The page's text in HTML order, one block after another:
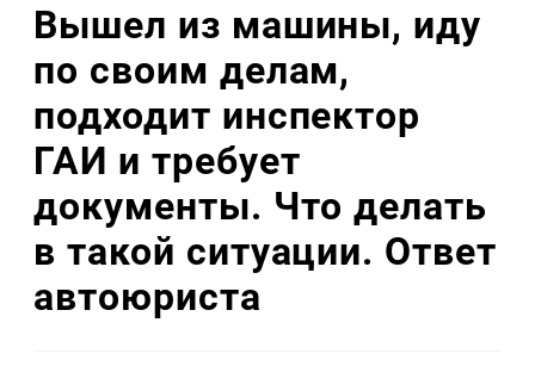
Вышел из машины, иду
по своим делам,
подходит инспектор
ГАИ и требует
документы. Что делать
в такой ситуации. Ответ
автоюриста